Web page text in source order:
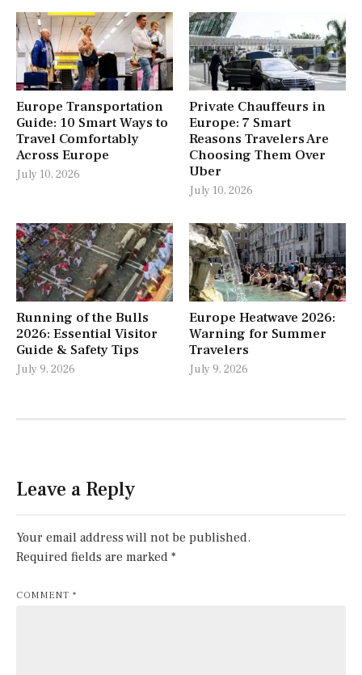
Europe Transportation
Guide: 10 Smart Ways to
Travel Comfortably
Across Europe
July 10, 2026
Private Chauffeurs in
Europe: 7 Smart
Reasons Travelers Are
Choosing Them Over
Uber
July 10, 2026
Running of the Bulls
2026: Essential Visitor
Guide & Safety Tips
July 9, 2026
Europe Heatwave 2026:
Warning for Summer
Travelers
July 9, 2026
Leave a Reply
Your email address will not be published.
Required fields are marked *
COMMENT *